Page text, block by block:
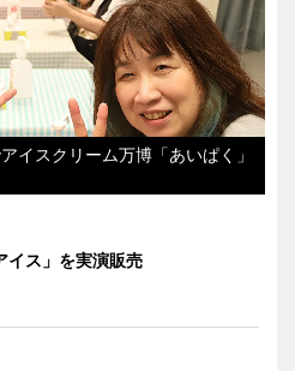
イスクリーム万博「あいぱく」
イス」を実演販売